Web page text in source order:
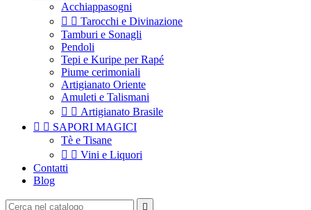
Acchiappasogni
  Tarocchi e Divinazione
Tamburi e Sonagli
Pendoli
Tepi e Kuripe per Rapé
Piume cerimoniali
Artigianato Oriente
Amuleti e Talismani
  Artigianato Brasile
  SAPORI MAGICI
Tè e Tisane
  Vini e Liquori
Contatti
Blog
